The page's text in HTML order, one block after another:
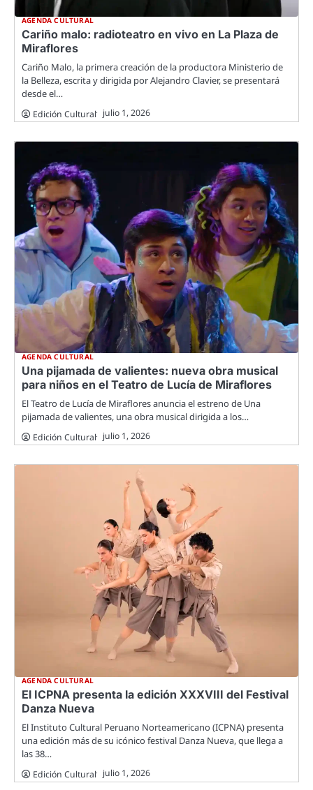
AGENDA CULTURAL
Cariño malo: radioteatro en vivo en La Plaza de
Miraflores
Cariño Malo, la primera creación de la productora Ministerio de
la Belleza, escrita y dirigida por Alejandro Clavier, se presentará
desde el…
Edición Cultural julio 1, 2026
AGENDA CULTURAL
Una pijamada de valientes: nueva obra musical
para niños en el Teatro de Lucía de Miraflores
El Teatro de Lucía de Miraflores anuncia el estreno de Una
pijamada de valientes, una obra musical dirigida a los…
Edición Cultural julio 1, 2026
AGENDA CULTURAL
El ICPNA presenta la edición XXXVIII del Festival
Danza Nueva
El Instituto Cultural Peruano Norteamericano (ICPNA) presenta
una edición más de su icónico festival Danza Nueva, que llega a
las 38…
Edición Cultural julio 1, 2026